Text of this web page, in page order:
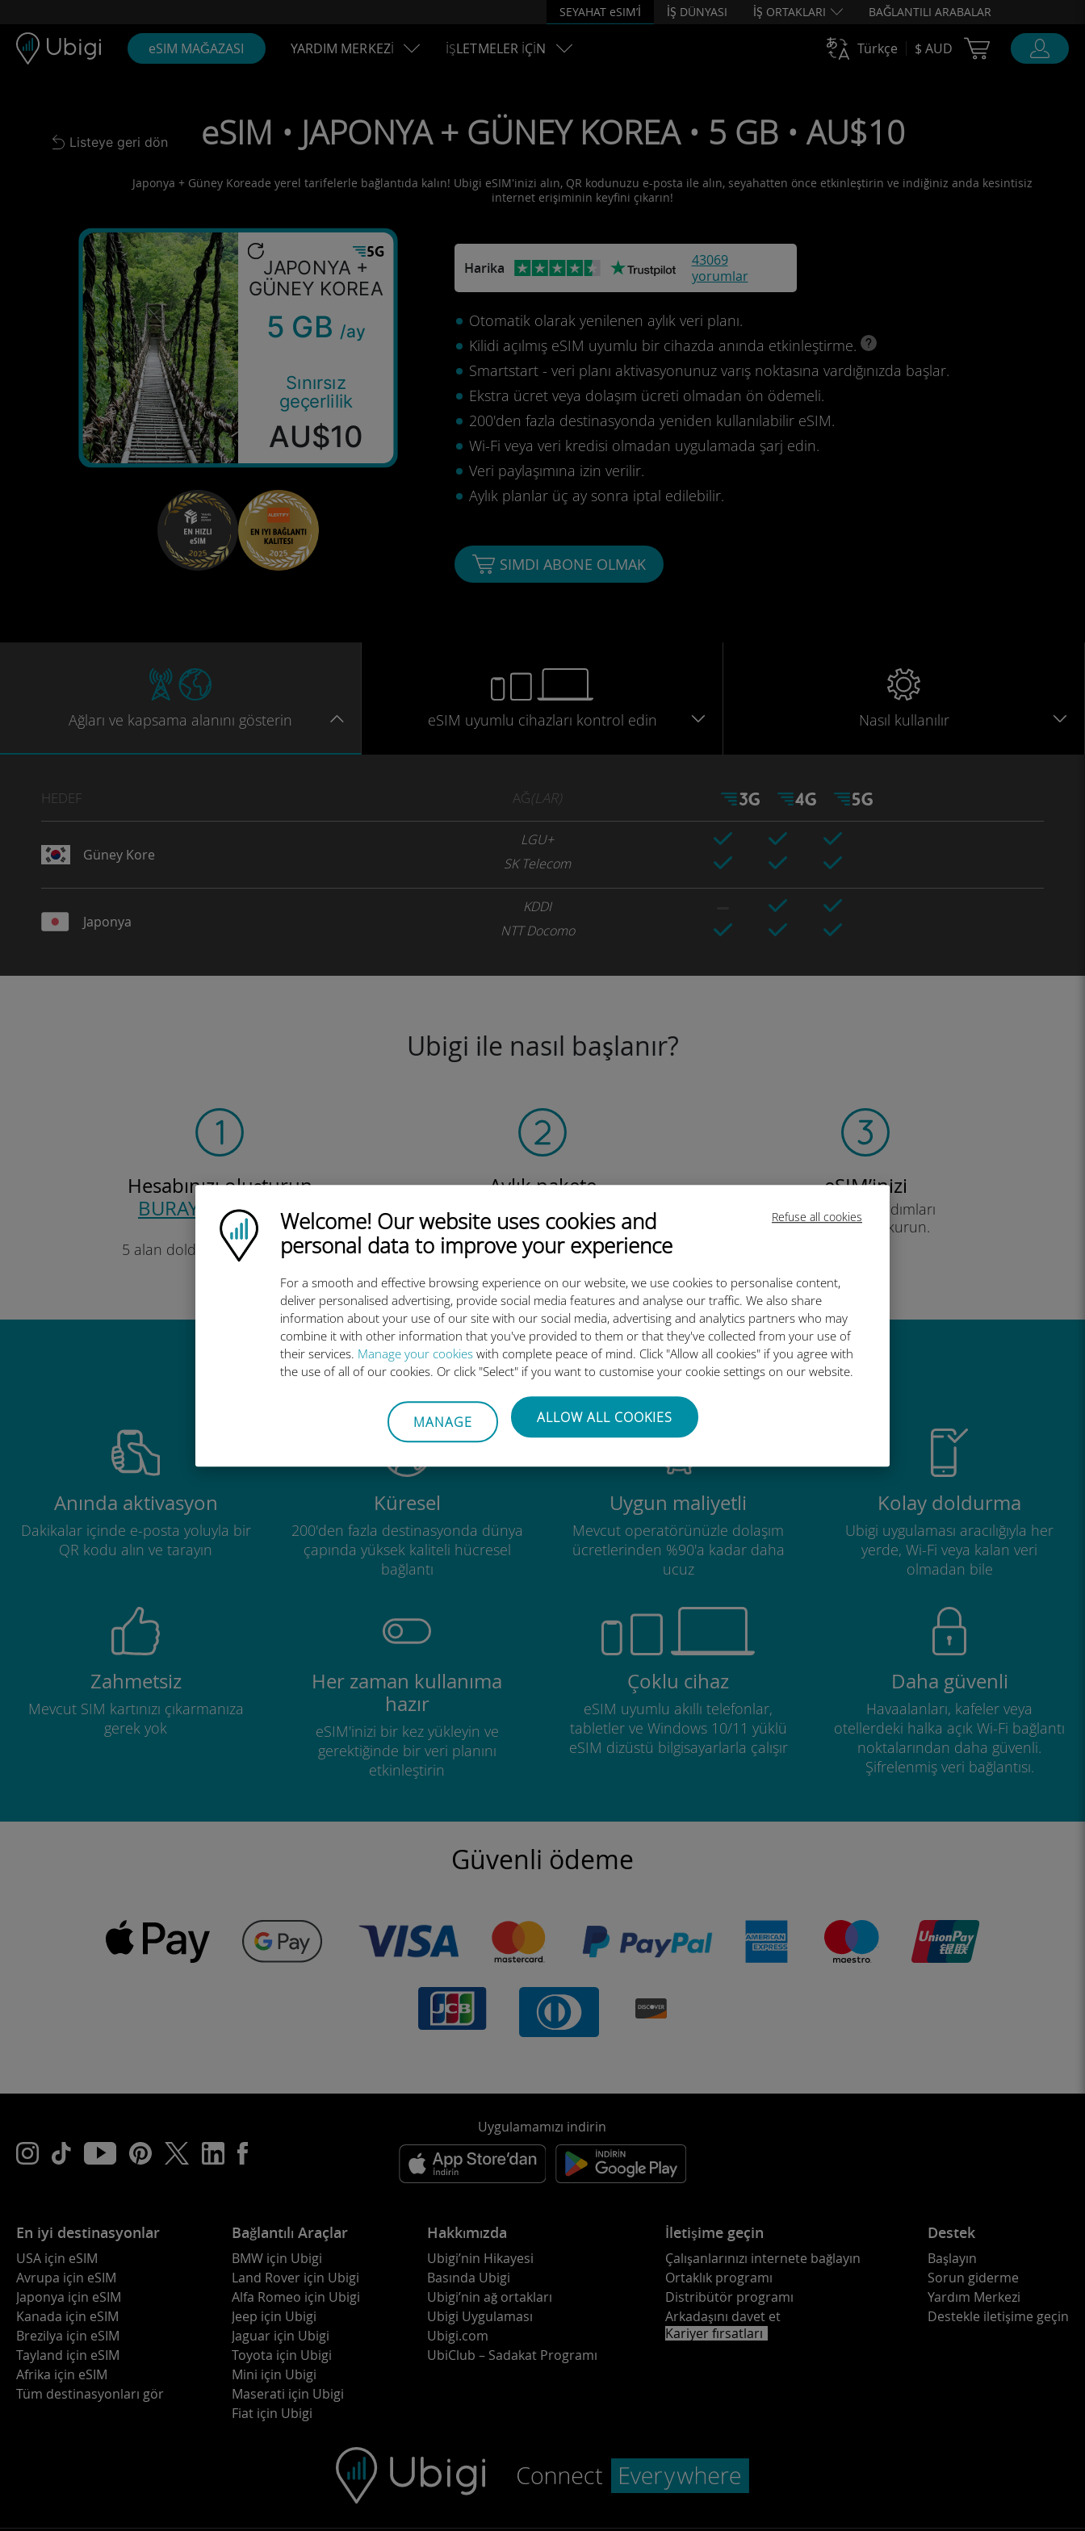
Refuse all cookies
Ubigi logo
Welcome! Our website uses cookies and
personal data to improve your experience
For a smooth and effective browsing experience on our website, we use cookies to personalise content,
deliver personalised advertising, provide social media features and analyse our traffic. We also share
information about your use of our site with our social media, advertising and analytics partners who may
combine it with other information that you've provided to them or that they've collected from your use of
their services. Manage your cookies with complete peace of mind. Click "Allow all cookies" if you agree with
the use of all of our cookies. Or click "Select" if you want to customise your cookie settings on our website.
MANAGE ALLOW ALL COOKIES
SEYAHAT eSIM’İ İŞ DÜNYASI İŞ ORTAKLARI BAĞLANTILI ARABALAR
eSIM MAĞAZASI YARDIM MERKEZİ İŞLETMELER İÇİN Türkçe $ AUD Cart Ubigi
Back to list
Listeye geri dön eSIM • JAPONYA + GÜNEY KOREA • 5 GB • AU$10
Japonya + Güney Koreade yerel tarifelerle bağlantıda kalın! Ubigi eSIM'inizi alın, QR kodunuzu e-posta ile alın, seyahatten önce etkinleştirin ve indiğiniz anda kesintisiz
internet erişiminin keyfini çıkarın!
JAPONYA +
GÜNEY KOREA
5 GB /ay
Sınırsız
geçerlilik
AU$10
Harika
43069
yorumlar
Otomatik olarak yenilenen aylık veri planı.
Kilidi açılmış eSIM uyumlu bir cihazda anında etkinleştirme.
Smartstart - veri planı aktivasyonunuz varış noktasına vardığınızda başlar.
Ekstra ücret veya dolaşım ücreti olmadan ön ödemeli.
200'den fazla destinasyonda yeniden kullanılabilir eSIM.
Wi-Fi veya veri kredisi olmadan uygulamada şarj edin.
Veri paylaşımına izin verilir.
Aylık planlar üç ay sonra iptal edilebilir.
SIMDI ABONE OLMAK
Ağları ve kapsama alanını gösterin eSIM uyumlu cihazları kontrol edin Nasıl kullanılır
HEDEF AĞ(LAR)
Güney Kore
LGU+
SK Telecom
Japonya
KDDI
NTT Docomo
Ubigi ile nasıl başlanır?
Hesabınızı oluşturun
BURAYA
tıklayarak
Sadece
5 alan doldurmanız gerekiyor.
Aylık pakete
abone olun
Yerel, bölgesel
veya küresel.
eSIM’inizi
cihazınızdaki adımları
takip ederek kurun.
Ubigi uluslararası eSIM neden bu kadar harika
Anında aktivasyon
Dakikalar içinde e-posta yoluyla bir
QR kodu alın ve tarayın
Küresel
200'den fazla destinasyonda dünya
çapında yüksek kaliteli hücresel
bağlantı
Uygun maliyetli
Mevcut operatörünüzle dolaşım
ücretlerinden %90'a kadar daha
ucuz
Kolay doldurma
Ubigi uygulaması aracılığıyla her
yerde, Wi-Fi veya kalan veri
olmadan bile
Zahmetsiz
Mevcut SIM kartınızı çıkarmanıza
gerek yok
Her zaman kullanıma
hazır
eSIM'inizi bir kez yükleyin ve
gerektiğinde bir veri planını
etkinleştirin
Çoklu cihaz
eSIM uyumlu akıllı telefonlar,
tabletler ve Windows 10/11 yüklü
eSIM dizüstü bilgisayarlarla çalışır
Daha güvenli
Havaalanları, kafeler veya
otellerdeki halka açık Wi-Fi bağlantı
noktalarından daha güvenli.
Şifrelenmiş veri bağlantısı.
Güvenli ödeme
Uygulamamızı indirin
En iyi destinasyonlar
USA için eSIM
Avrupa için eSIM
Japonya için eSIM
Kanada için eSIM
Brezilya için eSIM
Tayland için eSIM
Afrika için eSIM
Tüm destinasyonları gör
Bağlantılı Araçlar
BMW için Ubigi
Land Rover için Ubigi
Alfa Romeo için Ubigi
Jeep için Ubigi
Jaguar için Ubigi
Toyota için Ubigi
Mini için Ubigi
Maserati için Ubigi
Fiat için Ubigi
Hakkımızda
Ubigi’nin Hikayesi
Basında Ubigi
Ubigi’nin ağ ortakları
Ubigi Uygulaması
Ubigi.com
UbiClub – Sadakat Programı
İletişime geçin
Çalışanlarınızı internete bağlayın
Ortaklık programı
Distribütör programı
Arkadaşını davet et
Kariyer fırsatları
Destek
Başlayın
Sorun giderme
Yardım Merkezi
Destekle iletişime geçin